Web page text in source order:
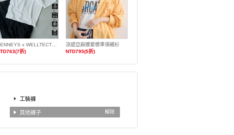
折)
涼感亞麻嫘縈標準領襯衫
NTD795(5折)
工裝褲
其他褲子 解除